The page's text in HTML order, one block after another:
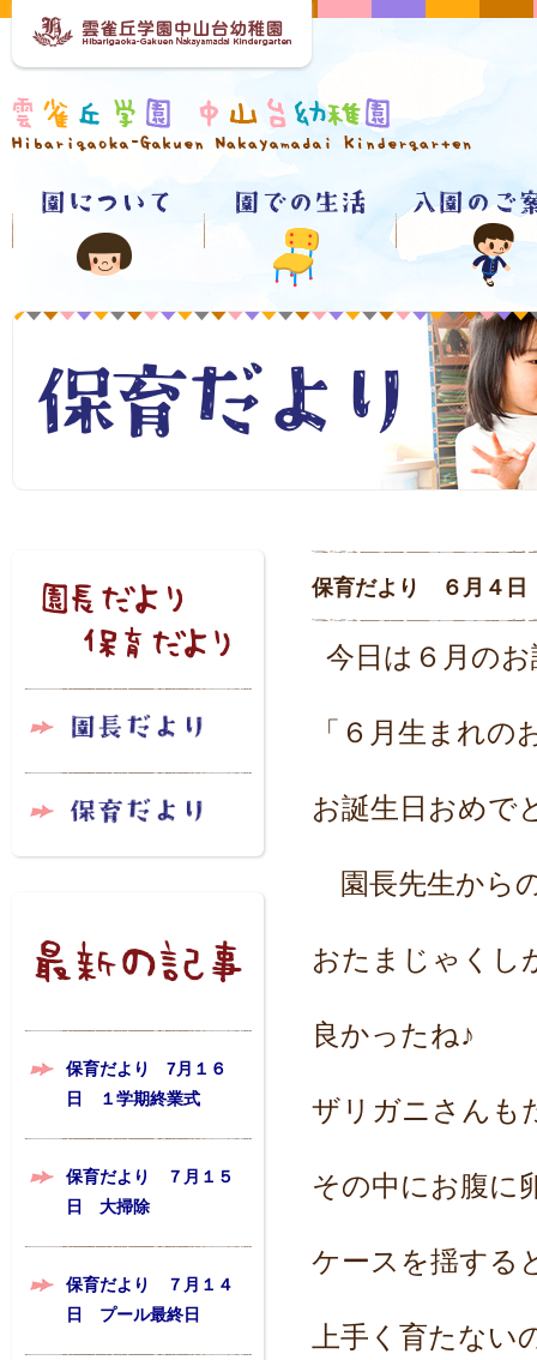
保育だより 7月１６
日 １学期終業式
保育だより ７月１５
日 大掃除
保育だより ７月１４
日 プール最終日
保育だより ６月４日
今日は６月の
「６月生まれの
お誕生日おめで
園長先生から
おたまじゃくし
良かったね♪
ザリガニさんも
その中にお腹に
ケースを揺する
上手く育たな